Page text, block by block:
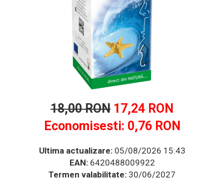
Probiotice si prebiotice
Slabire si control greutate
Somn stres si anxietate
Supliment Complexe
Supliment Fier
Balsam masca si tratament
Produse cu SPF Pentru Fata
18,00 RON 17,24 RON
Economisesti: 0,76 RON
Ultima actualizare:05/08/2026 15:43
EAN:6420488009922
Termen valabilitate: 30/06/2027